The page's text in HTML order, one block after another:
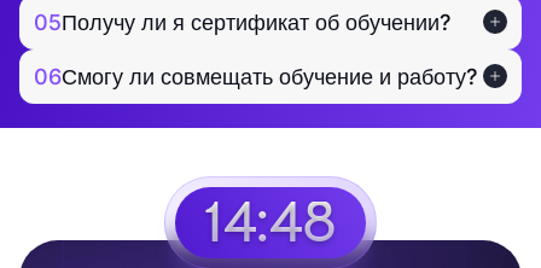
05Получу ли я сертификат об обучении?
06Смогу ли совмещать обучение и работу?
14:48